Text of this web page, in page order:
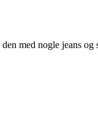
med nogle jeans og